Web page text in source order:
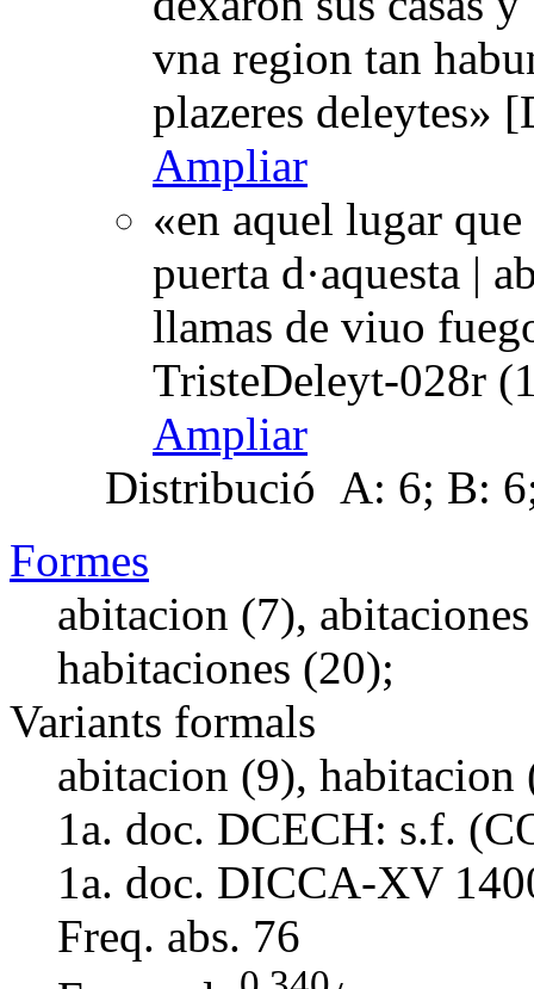
vna region tan
plazeres deleytes»
Ampliar
«en aquel lugar
puerta d·aquesta |
llamas de viuo
TristeDeleyt-028r
Ampliar
Distribució A: 6; B:
Formes
abitacion (7),
habitaciones (20);
Variants formals
abitacion (9), habitacion
1a. doc. DCECH: s.f.
1a. doc. DICCA-XV
Freq. abs. 76